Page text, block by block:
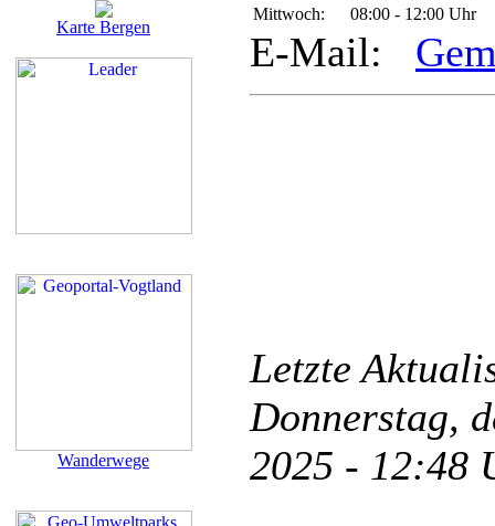
Karte Bergen
Wanderwege
Mittwoch:
08:00 - 12:00 Uhr
E-Mail:
Letzte
Donnerstag,
2025 -